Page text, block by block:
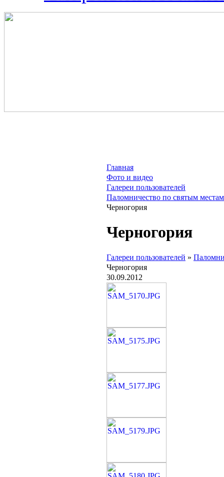
Главная
Фото и видео
Галереи пользователей
Паломничество по святым местам
Черногория
Черногория
Галереи пользователей »
Черногория
30.09.2012